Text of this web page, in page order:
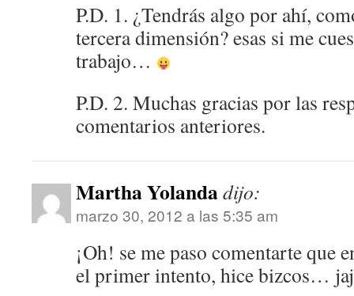
P.D. 1. ¿Tendrás algo por ahí,
tercera dimensión? esas si me
trabajo…
P.D. 2. Muchas gracias por las
comentarios anteriores.
Martha Yolandadijo:
marzo 30, 2012 a las 5:35 am
¡Oh! se me paso comentarte que
el primer intento, hice bizcos…